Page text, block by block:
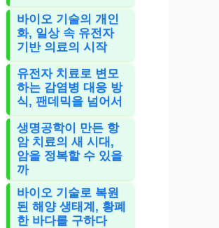
바이오 기술의 개인
화, 일상 속 유전자
기반 의료의 시작
유전자 치료로 변모
하는 감염병 대응 방
식, 팬데믹을 넘어서
생명공학이 만든 항
암 치료의 새 시대,
암을 정복할 수 있을
까
바이오 기술로 복원
된 해양 생태계, 황폐
한 바다를 구하다